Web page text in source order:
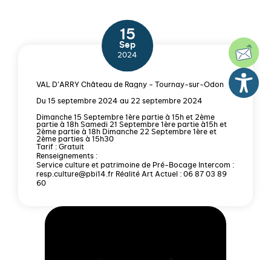
15
Sep
2024
VAL D’ARRY Château de Ragny - Tournay-sur-Odon
Du 15 septembre 2024 au 22 septembre 2024
Dimanche 15 Septembre 1ère partie à 15h et 2ème
partie à 18h Samedi 21 Septembre 1ère partie à15h et
2ème partie à 18h Dimanche 22 Septembre 1ère et
2ème parties à 15h30
Tarif : Gratuit
Renseignements :
Service culture et patrimoine de Pré-Bocage Intercom :
resp.culture@pbi14.fr Réalité Art Actuel : 06 87 03 89
60